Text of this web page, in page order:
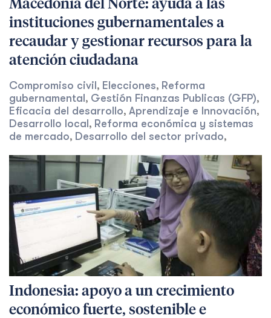
Macedonia del Norte: ayuda a las
instituciones gubernamentales a
recaudar y gestionar recursos para la
atención ciudadana
Compromiso civil , Elecciones, Reforma
gubernamental , Gestión Finanzas Publicas (GFP),
Eficacia del desarrollo, Aprendizaje e Innovación,
Desarrollo local , Reforma económica y sistemas
de mercado, Desarrollo del sector privado,
Indonesia: apoyo a un crecimiento
económico fuerte, sostenible e